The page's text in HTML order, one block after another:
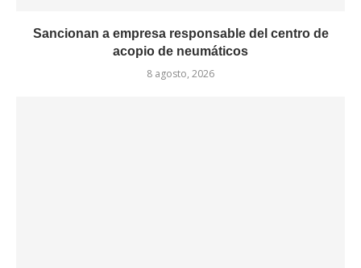
Sancionan a empresa responsable del centro de
acopio de neumáticos
8 agosto, 2026